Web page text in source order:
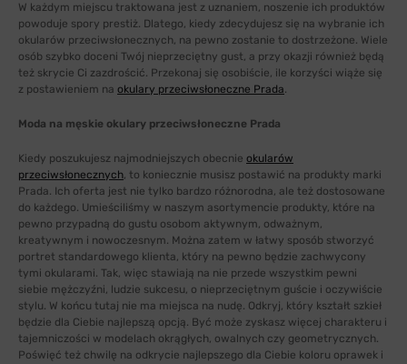
W każdym miejscu traktowana jest z uznaniem, noszenie ich produktów
powoduje spory prestiż. Dlatego, kiedy zdecydujesz się na wybranie ich
okularów przeciwsłonecznych, na pewno zostanie to dostrzeżone. Wiele
osób szybko doceni Twój nieprzeciętny gust, a przy okazji również będą
też skrycie Ci zazdrościć. Przekonaj się osobiście, ile korzyści wiąże się
z postawieniem na okulary przeciwsłoneczne Prada.
Moda na męskie okulary przeciwsłoneczne Prada
Kiedy poszukujesz najmodniejszych obecnie okularów
przeciwsłonecznych, to koniecznie musisz postawić na produkty marki
Prada. Ich oferta jest nie tylko bardzo różnorodna, ale też dostosowane
do każdego. Umieściliśmy w naszym asortymencie produkty, które na
pewno przypadną do gustu osobom aktywnym, odważnym,
kreatywnym i nowoczesnym. Można zatem w łatwy sposób stworzyć
portret standardowego klienta, który na pewno będzie zachwycony
tymi okularami. Tak, więc stawiają na nie przede wszystkim pewni
siebie mężczyźni, ludzie sukcesu, o nieprzeciętnym guście i oczywiście
stylu. W końcu tutaj nie ma miejsca na nudę. Odkryj, który kształt szkieł
będzie dla Ciebie najlepszą opcją. Być może zyskasz więcej charakteru i
tajemniczości w modelach okrągłych, owalnych czy geometrycznych.
Poświęć też chwilę na odkrycie najlepszego dla Ciebie koloru oprawek i